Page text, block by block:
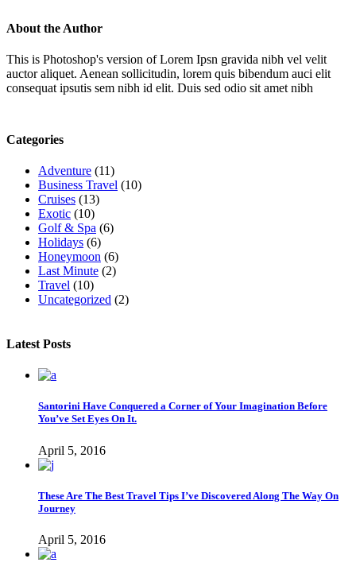
About the Author
This is Photoshop's version of Lorem Ipsn gravida nibh vel velit
auctor aliquet. Aenean sollicitudin, lorem quis bibendum auci elit
consequat ipsutis sem nibh id elit. Duis sed odio sit amet nibh
Categories
Adventure (11)
Business Travel (10)
Cruises (13)
Exotic (10)
Golf & Spa (6)
Holidays (6)
Honeymoon (6)
Last Minute (2)
Travel (10)
Uncategorized (2)
Latest Posts
Santorini Have Conquered a Corner of Your Imagination Before
You’ve Set Eyes On It.
April 5, 2016
These Are The Best Travel Tips I’ve Discovered Along The Way On
Journey
April 5, 2016